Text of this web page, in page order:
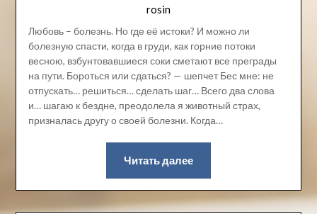
rosin
Любовь – болезнь. Но где её истоки? И можно ли
болезную спасти, когда в груди, как горние потоки
весною, взбунтовавшиеся соки сметают все преграды
на пути. Бороться или сдаться? — шепчет Бес мне: не
отпускать… решиться… сделать шаг… Всего два слова
и… шагаю к бездне, преодолела я животный страх,
призналась другу о своей болезни. Когда…
Читать далее